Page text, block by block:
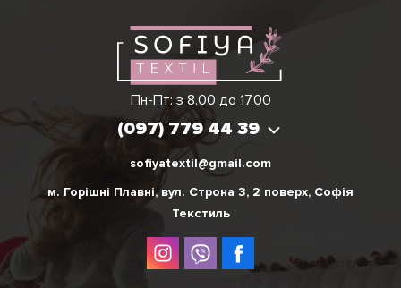
Пн-Пт: з 8.00 до 17.00
(097) 779 44 39
Вікторія
(097) 779 44 39
sofiyatextil@gmail.com
м. Горішні Плавні, вул. Строна 3, 2 поверх, Софія
Текстиль